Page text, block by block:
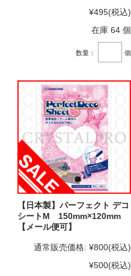
¥495(税込)
在庫 64 個
数量： 個
【日本製】パーフェクト デコ
シートM 150mm×120mm
【メール便可】
通常販売価格: ¥800(税込)
¥500(税込)